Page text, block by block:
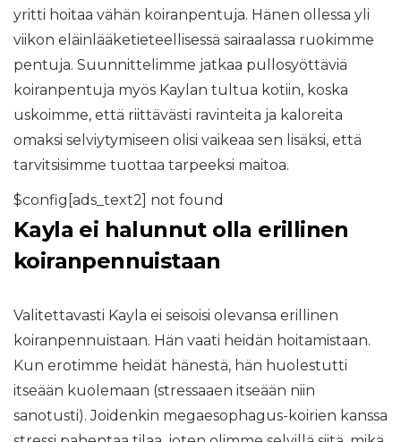
yritti hoitaa vähän koiranpentuja. Hänen ollessa yli
viikon eläinlääketieteellisessä sairaalassa ruokimme
pentuja. Suunnittelimme jatkaa pullosyöttäviä
koiranpentuja myös Kaylan tultua kotiin, koska
uskoimme, että riittävästi ravinteita ja kaloreita
omaksi selviytymiseen olisi vaikeaa sen lisäksi, että
tarvitsisimme tuottaa tarpeeksi maitoa.
$config[ads_text2] not found
Kayla ei halunnut olla erillinen
koiranpennuistaan
Valitettavasti Kayla ei seisoisi olevansa erillinen
koiranpennuistaan. Hän vaati heidän hoitamistaan.
Kun erotimme heidät hänestä, hän huolestutti
itseään kuolemaan (stressaaen itseään niin
sanotusti). Joidenkin megaesophagus-koirien kanssa